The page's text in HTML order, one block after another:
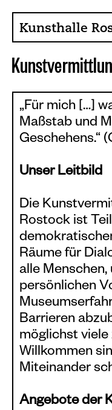
Kunsthalle
About the
Collection
Contact
Presse
Café, Bistro
Current issues
News
Events
Information
Visit
Programm
Kunstvermittlu
„Für mich […]
Maßstab und
Geschehens.“
Unser Leitbild
Die
Rostock ist
Räume für
alle
persönlichen
Barrieren
möglichst viele
Willkommen
Miteinander
Angebote der